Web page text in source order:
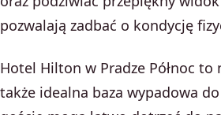
pozwalają zadbać o kondycję
Hotel Hilton w Pradze Północ
także idealna baza wypadowa